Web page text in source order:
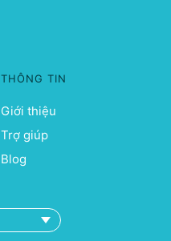
THÔNG TIN
Giới thiệu
Trợ giúp
Blog